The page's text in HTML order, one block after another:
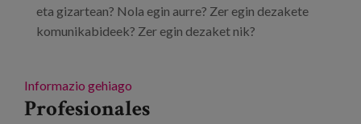
eta gizartean? Nola egin aurre? Zer egin dezakete
komunikabideek? Zer egin dezaket nik?
Informazio gehiago
Profesionales